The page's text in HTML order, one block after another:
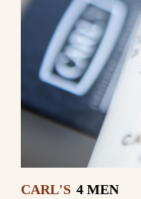
CARL'S 4 MEN